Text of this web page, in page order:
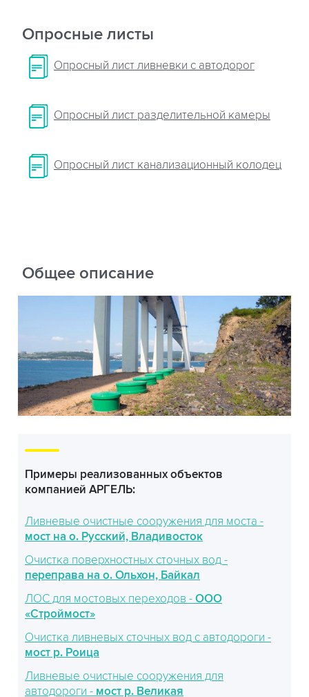
Опросные листы
Опросный лист ливневки с автодорог
Опросный лист разделительной камеры
Опросный лист канализационный колодец
Общее описание
Примеры реализованных объектов
компанией АРГЕЛЬ:
Ливневые очистные сооружения для моста -
мост на о. Русский, Владивосток
Очистка поверхностных сточных вод -
переправа на о. Ольхон, Байкал
ЛОС для мостовых переходов - ООО
«Строймост»
Очистка ливневых сточных вод с автодороги -
мост р. Роица
Ливневые очистные сооружения для
автодороги - мост р. Великая